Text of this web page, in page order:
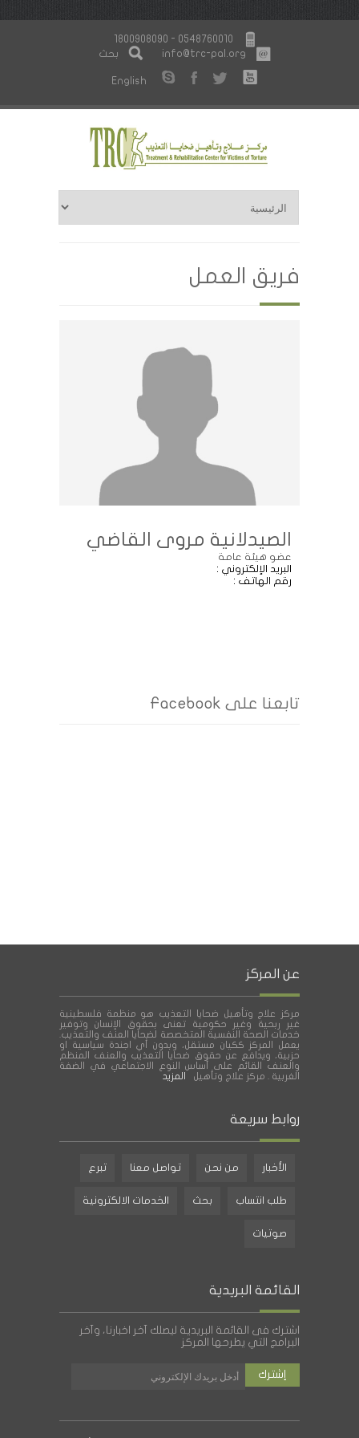
1800908090 - 0548760010
info@trc-pal.org
بحث
English
فريق العمل
الصيدلانية مروى القاضي
عضو هيئة عامة
البريد الإلكتروني :
رقم الهاتف :
تابعنا على Facebook
عن المركز
مركز علاج وتأهيل ضحايا التعذيب هو منظمة فلسطينية
غير ربحية وغير حكومية تعنى بحقوق الإنسان وتوفير
خدمات الصحة النفسية المتخصصة لضحايا العنف والتعذيب.
يعمل المركز ككيان مستقل، وبدون أي اجندة سياسية او
حزبية، ويدافع عن حقوق ضحايا التعذيب والعنف المنظم
والعنف القائم على أساس النوع الاجتماعي في الضفة
الغربية . مركز علاج وتأهيل
المزيد
روابط سريعة
الأخبار من نحن تواصل معنا تبرع
طلب انتساب بحث الخدمات الالكترونية
صوتيات
القائمة البريدية
اشترك فى القائمة البريدية ليصلك آخر اخبارنا، وآخر
البرامج التي يطرحها المركز